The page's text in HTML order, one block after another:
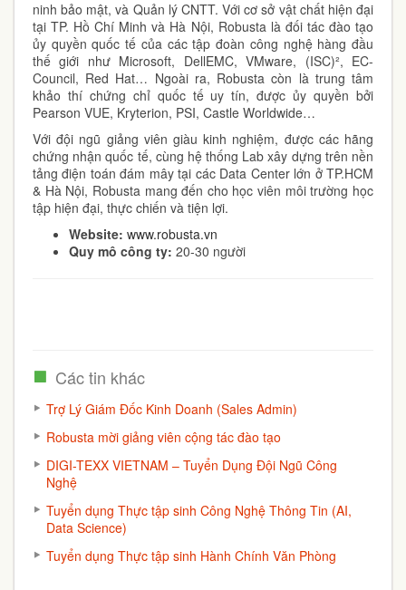
ninh bảo mật, và Quản lý CNTT. Với cơ sở vật chất hiện đại
tại TP. Hồ Chí Minh và Hà Nội, Robusta là đối tác đào tạo
ủy quyền quốc tế của các tập đoàn công nghệ hàng đầu
thế giới như Microsoft, DellEMC, VMware, (ISC)², EC-
Council, Red Hat… Ngoài ra, Robusta còn là trung tâm
khảo thí chứng chỉ quốc tế uy tín, được ủy quyền bởi
Pearson VUE, Kryterion, PSI, Castle Worldwide…
Với đội ngũ giảng viên giàu kinh nghiệm, được các hãng
chứng nhận quốc tế, cùng hệ thống Lab xây dựng trên nền
tảng điện toán đám mây tại các Data Center lớn ở TP.HCM
& Hà Nội, Robusta mang đến cho học viên môi trường học
tập hiện đại, thực chiến và tiện lợi.
Website: www.robusta.vn
Quy mô công ty: 20-30 người
Các tin khác
Trợ Lý Giám Đốc Kinh Doanh (Sales Admin)
Robusta mời giảng viên cộng tác đào tạo
DIGI-TEXX VIETNAM – Tuyển Dụng Đội Ngũ Công
Nghệ
Tuyển dụng Thực tập sinh Công Nghệ Thông Tin (AI,
Data Science)
Tuyển dụng Thực tập sinh Hành Chính Văn Phòng